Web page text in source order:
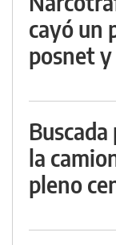
cayó un
posnet
la
pleno